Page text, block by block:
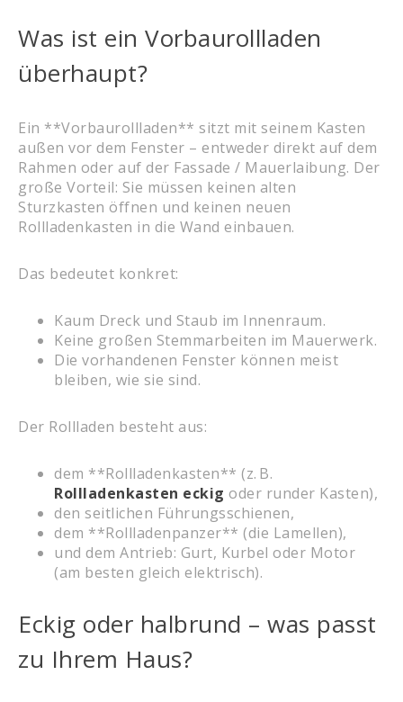
Was ist ein Vorbaurollladen
überhaupt?
Ein **Vorbaurollladen** sitzt mit seinem Kasten
außen vor dem Fenster – entweder direkt auf dem
Rahmen oder auf der Fassade / Mauerlaibung. Der
große Vorteil: Sie müssen keinen alten
Sturzkasten öffnen und keinen neuen
Rollladenkasten in die Wand einbauen.
Das bedeutet konkret:
Kaum Dreck und Staub im Innenraum.
Keine großen Stemmarbeiten im Mauerwerk.
Die vorhandenen Fenster können meist
bleiben, wie sie sind.
Der Rollladen besteht aus:
dem **Rollladenkasten** (z. B.
Rollladenkasten eckig oder runder Kasten),
den seitlichen Führungsschienen,
dem **Rollladenpanzer** (die Lamellen),
und dem Antrieb: Gurt, Kurbel oder Motor
(am besten gleich elektrisch).
Eckig oder halbrund – was passt
zu Ihrem Haus?